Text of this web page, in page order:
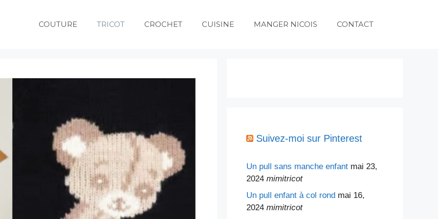
COUTURE TRICOT CROCHET CUISINE MANGER NICOIS CONTACT
Suivez-moi sur Pinterest
Un pull sans manche enfant mai 23,
2024 mimitricot
Un pull enfant à col rond mai 16,
2024 mimitricot